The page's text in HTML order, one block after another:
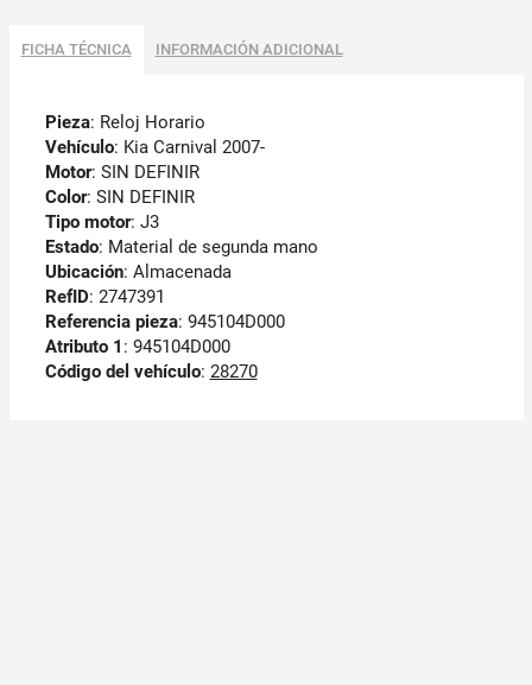
FICHA TÉCNICA INFORMACIÓN ADICIONAL
Pieza: Reloj Horario
Vehículo: Kia Carnival 2007-
Motor: SIN DEFINIR
Color: SIN DEFINIR
Tipo motor: J3
Estado: Material de segunda mano
Ubicación: Almacenada
RefID: 2747391
Referencia pieza: 945104D000
Atributo 1 : 945104D000
Código del vehículo: 28270